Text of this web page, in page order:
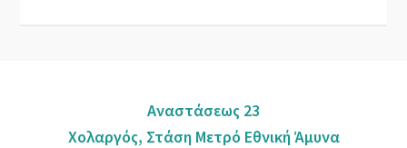
Αναστάσεως 23
Χολαργός, Στάση Μετρό Εθνική Άμυνα